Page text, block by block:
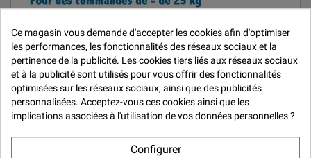
MARQUES
Car Repair System
De Beer
Mirka
Ce magasin vous demande d'accepter les cookies afin d'optimiser
les performances, les fonctionnalités des réseaux sociaux et la
pertinence de la publicité. Les cookies tiers liés aux réseaux sociaux
et à la publicité sont utilisés pour vous offrir des fonctionnalités
optimisées sur les réseaux sociaux, ainsi que des publicités
personnalisées. Acceptez-vous ces cookies ainsi que les
implications associées à l'utilisation de vos données personnelles ?
Configurer